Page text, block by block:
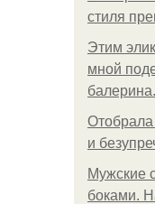
стиля
Этим
мной
балерина.
и
Мужские
боками.